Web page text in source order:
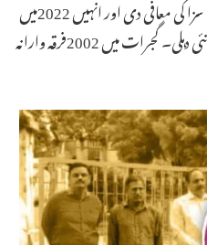
تمام11مجرمین کو گجرات حکومت نے سزا کی معافی دی اور انہیں 2022میں
یوم آزادی کے موقع پر رہا کردیاگیاتھا۔نئی دہلی۔ گجرات میں 2002فرقہ وارانہ